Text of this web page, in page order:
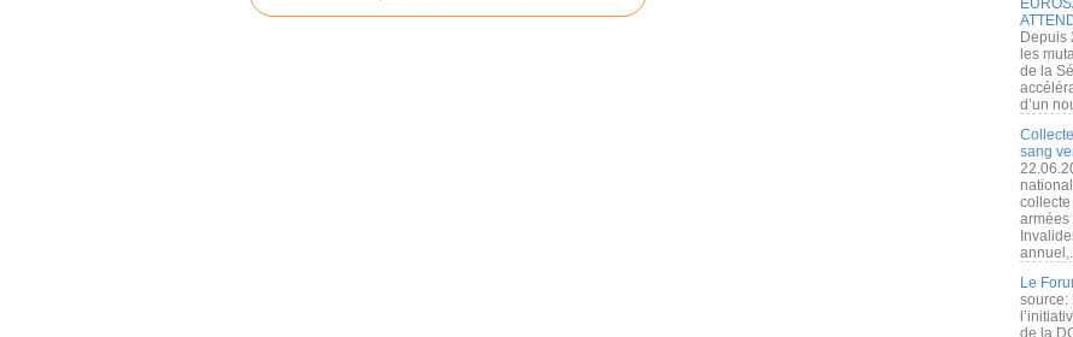
Depuis
les
de la
d’un
sang
armées
Le
source:
de la